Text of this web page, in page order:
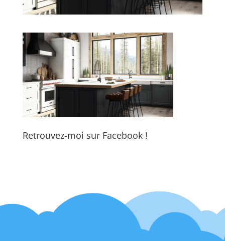
Retrouvez-moi sur Facebook !